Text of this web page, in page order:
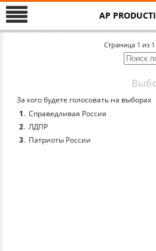
AP
Страница 1 из 1
За кого будете голосовать на выборах
1. Справедливая Россия
2. ЛДПР
3. Патриоты России